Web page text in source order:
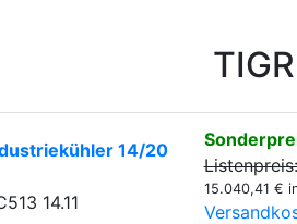
14/20
14.11
15.040,41 €